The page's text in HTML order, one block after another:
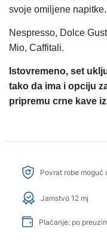
svoje omiljene napitke.
Nespresso, Dolce
Mio, Caffitali.
Istovremeno, set
tako da ima i opciju
pripremu crne kave
Povrat robe moguć
Jamstvo 12 mj
Plaćanje: po